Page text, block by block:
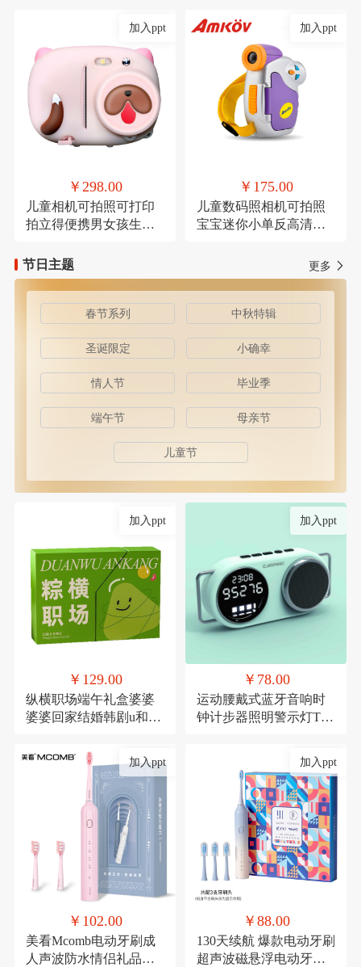
加入ppt
￥298.00
儿童相机可拍照可打印
拍立得便携男女孩生日
加入ppt
￥175.00
儿童数码照相机可拍照
宝宝迷你小单反高清卡
节日主题
更多
春节系列 中秋特辑
圣诞限定 小确幸
情人节 毕业季
端午节 母亲节
儿童节
加入ppt
￥129.00
纵横职场端午礼盒婆婆
婆婆回家结婚韩剧u和规
加入ppt
￥78.00
运动腰戴式蓝牙音响时
钟计步器照明警示灯TF
加入ppt
￥102.00
美看Mcomb电动牙刷成
人声波防水情侣礼品科
加入ppt
￥88.00
130天续航 爆款电动牙刷
超声波磁悬浮电动牙刷